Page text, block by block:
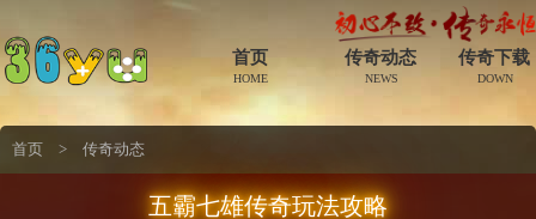
首页
HOME
传奇动态
NEWS
传奇下载
DOWN
首页 > 传奇动态
五霸七雄传奇玩法攻略